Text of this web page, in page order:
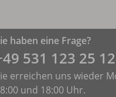
haben eine Frage?
531 ­123 25
erreichen uns wieder
und 18:00 Uhr.